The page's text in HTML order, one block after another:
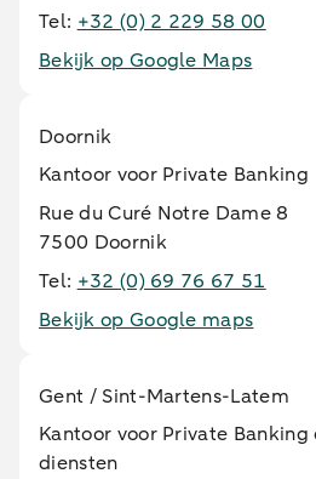
Tel: +32 (0) 2 229 58 00
Bekijk op Google Maps
Doornik
Kantoor voor Private Banking
Rue du Curé Notre Dame 8
7500 Doornik
Tel: +32 (0) 69 76 67 51
Bekijk op Google maps
Gent / Sint-Martens-Latem
Kantoor voor Private
diensten